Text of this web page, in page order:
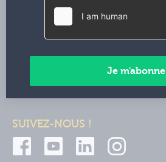
35000 Rennes
02 99 05 25 47
Contactez-nous
SUIVEZ-NOUS !